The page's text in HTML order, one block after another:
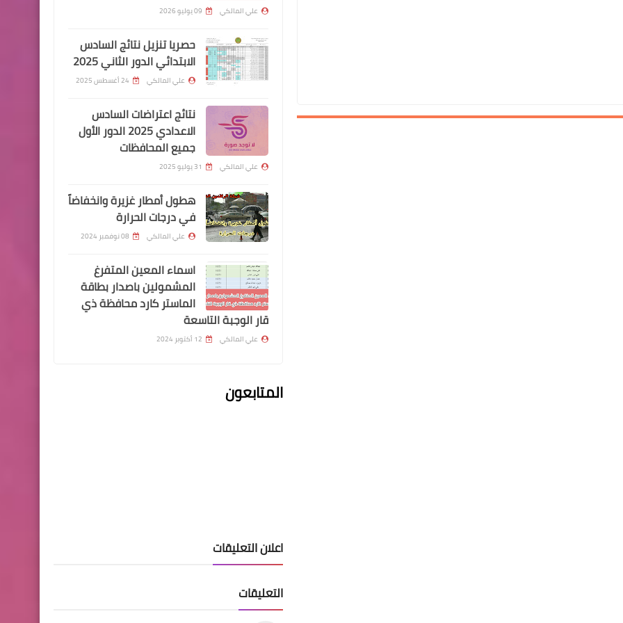
اليوم 2022/8/17
الرواتب
تم صرف رواتب الموظفين لهذا
اليوم 2022/8/16
شروط ومتطلبات الحصول على
القروض مصرف tbi
السلف والقروض
اسماء نقل النفوس وتغيير
علي المالكي 09 يوليو 2026
حصريا تنزيل نتائج السادس
الابتدائي الدور الثاني 2025
علي المالكي 24 أغسطس 2025
نتائج اعتراضات السادس
الاعدادي 2025 الدور الأول
جميع المحافظات
علي المالكي 31 يوليو 2025
هطول أمطار غزيرة وانخفاضاً
في درجات الحرارة
علي المالكي 08 نوفمبر 2024
اسماء المعين المتفرغ
المشمولين باصدار بطاقة
الماستر كارد محافظة ذي
قار الوجبة التاسعة
علي المالكي 12 أكتوبر 2024
المتابعون
اعلان التعليقات
التعليقات